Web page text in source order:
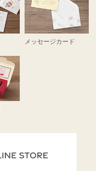
メッセージカード